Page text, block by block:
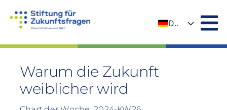
Inhalt
DE
Warum die Zukunft
weiblicher wird